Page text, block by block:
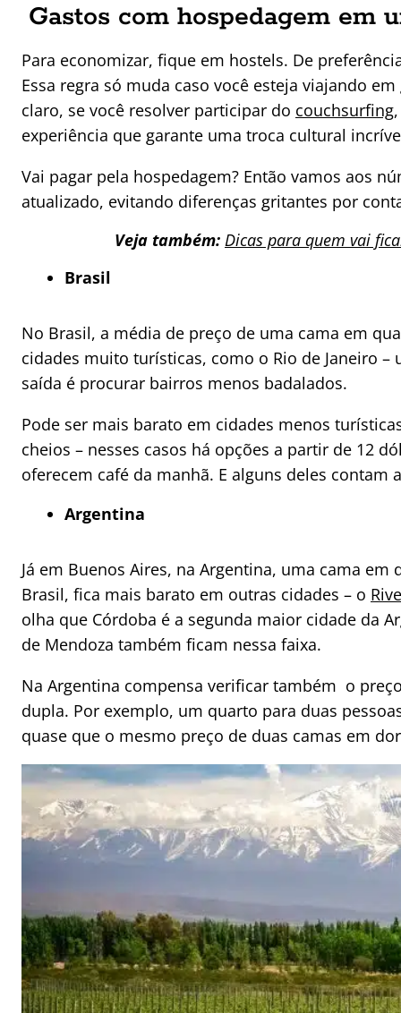
Gastos com hospedagem em
Para economizar, fique em hostels. De
Essa regra só muda caso você esteja viajando
claro, se você resolver participar do couchsurfing
experiência que garante uma troca cultural
Vai pagar pela hospedagem? Então vamos aos
atualizado, evitando diferenças gritantes por
Veja também: Dicas para quem vai
Brasil
No Brasil, a média de preço de uma cama em
cidades muito turísticas, como o Rio de Janeiro
saída é procurar bairros menos badalados.
Pode ser mais barato em cidades menos
cheios – nesses casos há opções a partir de 12
oferecem café da manhã. E alguns deles contam
Argentina
Já em Buenos Aires, na Argentina, uma cama
Brasil, fica mais barato em outras cidades – o
olha que Córdoba é a segunda maior cidade da
de Mendoza também ficam nessa faixa.
Na Argentina compensa verificar também o
dupla. Por exemplo, um quarto para duas
quase que o mesmo preço de duas camas em